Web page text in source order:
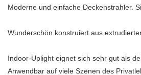
Moderne und einfache Deckenstrahler.
Wunderschön konstruiert aus
Indoor-Uplight eignet sich sehr gut als
Anwendbar auf viele Szenen des